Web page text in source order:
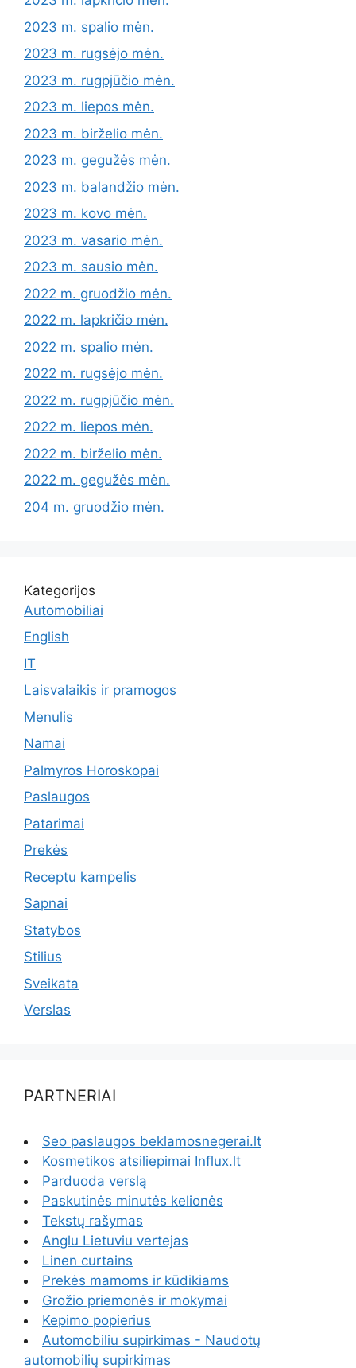
2023 m. spalio mėn.
2023 m. rugsėjo mėn.
2023 m. rugpjūčio mėn.
2023 m. liepos mėn.
2023 m. birželio mėn.
2023 m. gegužės mėn.
2023 m. balandžio mėn.
2023 m. kovo mėn.
2023 m. vasario mėn.
2023 m. sausio mėn.
2022 m. gruodžio mėn.
2022 m. lapkričio mėn.
2022 m. spalio mėn.
2022 m. rugsėjo mėn.
2022 m. rugpjūčio mėn.
2022 m. liepos mėn.
2022 m. birželio mėn.
2022 m. gegužės mėn.
204 m. gruodžio mėn.
Kategorijos
Automobiliai
English
IT
Laisvalaikis ir pramogos
Menulis
Namai
Palmyros Horoskopai
Paslaugos
Patarimai
Prekės
Receptu kampelis
Sapnai
Statybos
Stilius
Sveikata
Verslas
PARTNERIAI
Seo paslaugos beklamosnegerai.lt
Kosmetikos atsiliepimai Influx.lt
Parduoda verslą
Paskutinės minutės kelionės
Tekstų rašymas
Anglu Lietuviu vertejas
Linen curtains
Prekės mamoms ir kūdikiams
Grožio priemonės ir mokymai
Kepimo popierius
Automobiliu supirkimas - Naudotų
automobilių supirkimas